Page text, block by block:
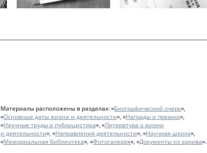
Материалы расположены в разделах: «Биографический очерк»,
«Основные даты жизни и деятельности», «Награды и премии»,
«Научные труды и публицистика», «Литература о жизни
и деятельности», «Направления деятельности», «Научная школа»,
«Мемориальная библиотека», «Фотогалерея», «Документы из архива».